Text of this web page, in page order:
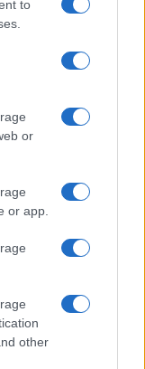
to
or
or app.
other